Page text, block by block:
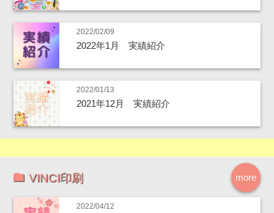
2022/02/09
2022年1月 実績紹介
2022/01/13
2021年12月 実績紹介
more
VINCI印刷
2022/04/12